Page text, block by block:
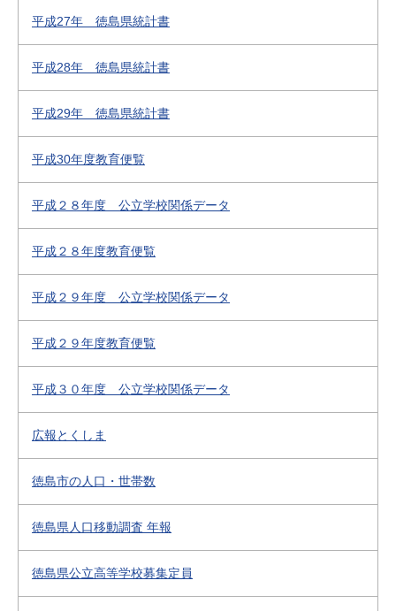
平成27年 徳島県統計書
平成28年 徳島県統計書
平成29年 徳島県統計書
平成30年度教育便覧
平成２８年度 公立学校関係データ
平成２８年度教育便覧
平成２９年度 公立学校関係データ
平成２９年度教育便覧
平成３０年度 公立学校関係データ
広報とくしま
徳島市の人口・世帯数
徳島県人口移動調査 年報
徳島県公立高等学校募集定員